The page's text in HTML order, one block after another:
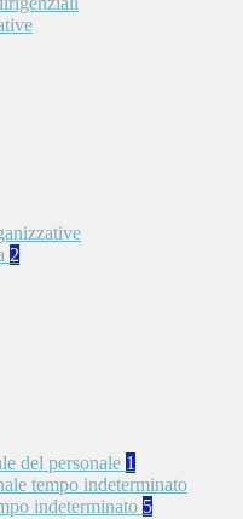
2
del personale 1
tempo indeterminato
indeterminato 5